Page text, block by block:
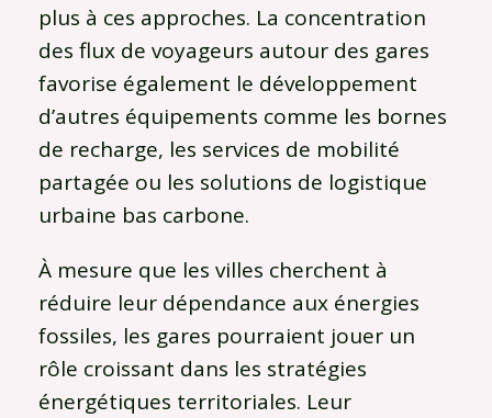
plus à ces approches. La concentration
des flux de voyageurs autour des gares
favorise également le développement
d’autres équipements comme les bornes
de recharge, les services de mobilité
partagée ou les solutions de logistique
urbaine bas carbone.
À mesure que les villes cherchent à
réduire leur dépendance aux énergies
fossiles, les gares pourraient jouer un
rôle croissant dans les stratégies
énergétiques territoriales. Leur